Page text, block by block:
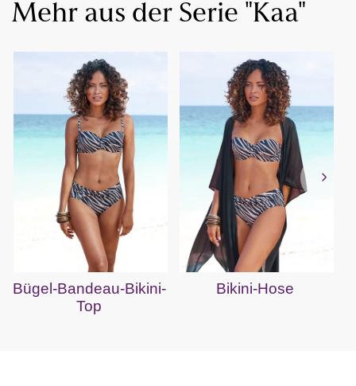
Mehr aus der Serie "Kaa"
Bügel-Bandeau-Bikini-
Top
Bikini-Hose